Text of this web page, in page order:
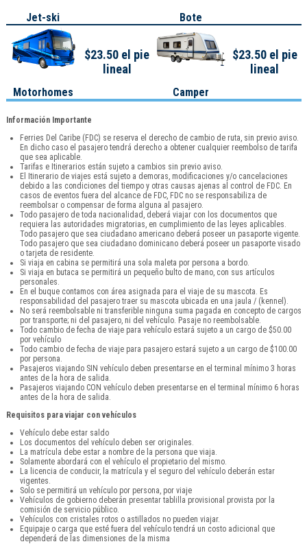
Jet-ski Bote
Motorhomes
$23.50 el pie
lineal
Camper
$23.50 el pie
lineal
Información Importante
Ferries Del Caribe (FDC) se reserva el derecho de cambio de ruta, sin previo aviso.
En dicho caso el pasajero tendrá derecho a obtener cualquier reembolso de tarifa
que sea aplicable.
Tarifas e Itinerarios están sujeto a cambios sin previo aviso.
El Itinerario de viajes está sujeto a demoras, modificaciones y/o cancelaciones
debido a las condiciones del tiempo y otras causas ajenas al control de FDC. En
casos de eventos fuera del alcance de FDC, FDC no se responsabiliza de
reembolsar o compensar de forma alguna al pasajero.
Todo pasajero de toda nacionalidad, deberá viajar con los documentos que
requiera las autoridades migratorias, en cumplimiento de las leyes aplicables.
Todo pasajero que sea ciudadano americano deberá poseer un pasaporte vigente.
Todo pasajero que sea ciudadano dominicano deberá poseer un pasaporte visado
o tarjeta de residente.
Si viaja en cabina se permitirá una sola maleta por persona a bordo.
Si viaja en butaca se permitirá un pequeño bulto de mano, con sus artículos
personales.
En el buque contamos con área asignada para el viaje de su mascota. Es
responsabilidad del pasajero traer su mascota ubicada en una jaula / (kennel).
No será reembolsable ni transferible ninguna suma pagada en concepto de cargos
por transporte; ni del pasajero, ni del vehículo. Pasaje no reembolsable.
Todo cambio de fecha de viaje para vehículo estará sujeto a un cargo de $50.00
por vehículo
Todo cambio de fecha de viaje para pasajero estará sujeto a un cargo de $100.00
por persona.
Pasajeros viajando SIN vehículo deben presentarse en el terminal mínimo 3 horas
antes de la hora de salida.
Pasajeros viajando CON vehículo deben presentarse en el terminal mínimo 6 horas
antes de la hora de salida.
Requisitos para viajar con vehículos
Vehículo debe estar saldo
Los documentos del vehículo deben ser originales.
La matrícula debe estar a nombre de la persona que viaja.
Solamente abordará con el vehículo el propietario del mismo.
La licencia de conducir, la matrícula y el seguro del vehículo deberán estar
vigentes.
Solo se permitirá un vehículo por persona, por viaje
Vehículos de gobierno deberán presentar tablilla provisional provista por la
comisión de servicio público.
Vehículos con cristales rotos o astillados no pueden viajar.
Equipaje o carga que esté fuera del vehículo tendrá un costo adicional que
dependerá de las dimensiones de la misma